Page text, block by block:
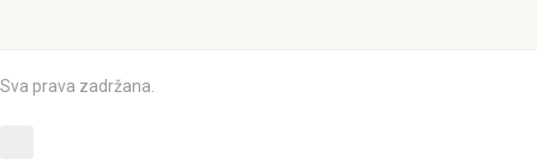
Sva prava zadržana.